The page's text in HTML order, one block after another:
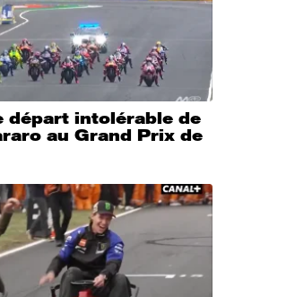
départ intolérable de
au Grand Prix de